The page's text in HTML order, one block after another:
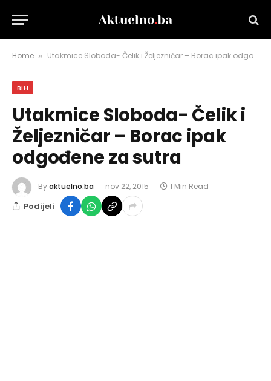
Home » Utakmice Sloboda- Čelik i Željezničar – Borac ipak odgođene za sutra
BIH
Utakmice Sloboda- Čelik i
Željezničar – Borac ipak
odgođene za sutra
Byaktuelno.ba nov 22, 2015 1 Min Read
Podijeli